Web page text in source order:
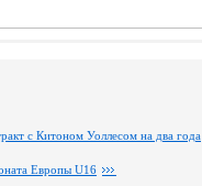
с Китоном Уоллесом на два года
Европы U16